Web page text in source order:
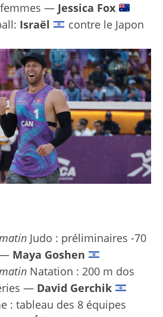
— Jessica Fox
Israël contre le Japon
Judo : préliminaires -70
— Maya Goshen
Natation : 200 m dos
— David Gerchik
: tableau des 8 équipes